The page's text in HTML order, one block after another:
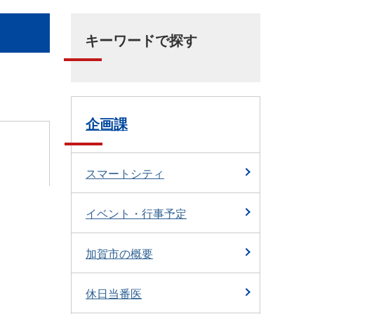
キーワードで探す
企画課
スマートシティ
イベント・行事予定
加賀市の概要
休日当番医